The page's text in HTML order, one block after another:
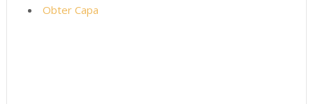
Obter Capa